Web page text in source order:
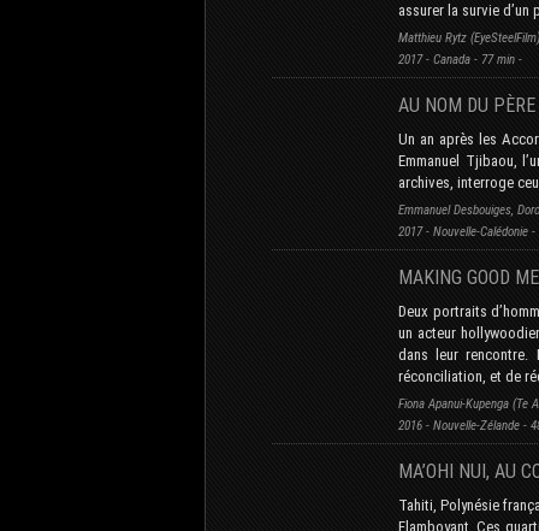
assurer la survie d’un
Matthieu Rytz (EyeSteelFilm)
2017 - Canada - 77 min -
AU NOM DU
Un an après les
Emmanuel Tjibaou,
archives, interroge
Emmanuel Desbouiges,
2017 - Nouvelle-Calédonie
MAKING GOOD
Deux portraits
un acteur
dans leur rencontre.
réconciliation, et de
Fiona Apanui-Kupenga (Te
2016 - Nouvelle-Zélande -
MA’OHI NUI, AU
Tahiti, Polynésie
Flamboyant. Ces